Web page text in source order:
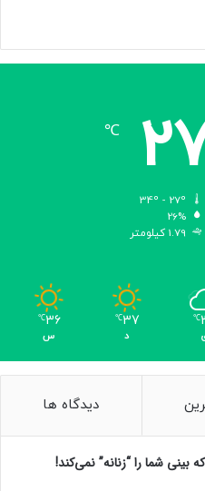
℃
26%
1.79 کیلومتر
℃
37
℃
د
36
℃
س
دیدگاه ها